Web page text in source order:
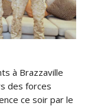
à Brazzaville
des forces
ce soir par le